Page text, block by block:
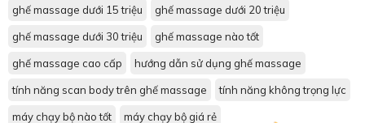
ghế massage dưới 15 triệu ghế massage dưới 20 triệu
ghế massage dưới 30 triệu ghế massage nào tốt
ghế massage cao cấp hướng dẫn sử dụng ghế massage
tính năng scan body trên ghế massage tính năng không trọng lực
máy chạy bộ nào tốt máy chạy bộ giá rẻ